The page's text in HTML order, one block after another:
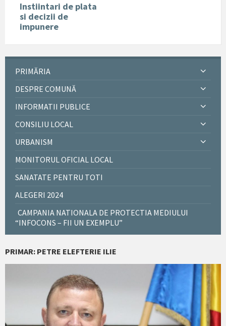
Instiintari de plata
si decizii de
impunere
PRIMĂRIA
DESPRE COMUNĂ
INFORMATII PUBLICE
CONSILIU LOCAL
URBANISM
MONITORUL OFICIAL LOCAL
SANATATE PENTRU TOTI
ALEGERI 2024
CAMPANIA NATIONALA DE PROTECTIA MEDIULUI
“INFOCONS – FII UN EXEMPLU”
PRIMAR: PETRE ELEFTERIE ILIE